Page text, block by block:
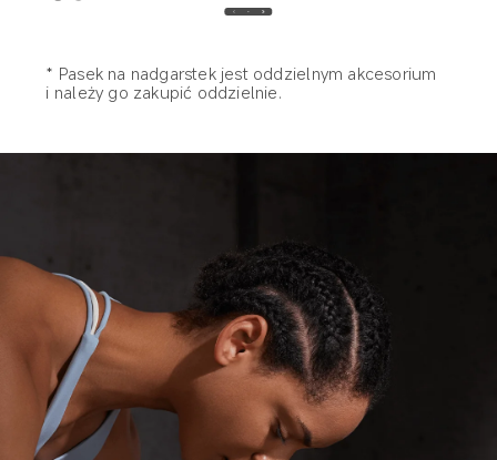
* Pasek na nadgarstek jest oddzielnym akcesorium
i należy go zakupić oddzielnie.